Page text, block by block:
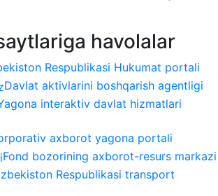
havolalar
Respublikasi Hukumat portali
Davlat aktivlarini boshqarish agentligi
interaktiv davlat hizmatlari
axborot yagona portali
Fond bozorining axborot-resurs markazi
Respublikasi transport